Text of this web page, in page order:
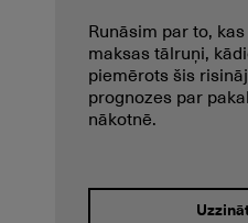
Runāsim par to,
maksas tālruņi,
piemērots šis
prognozes par
nākotnē.